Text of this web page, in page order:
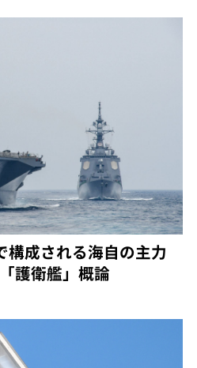
構成される海自の主力
護衛艦」概論